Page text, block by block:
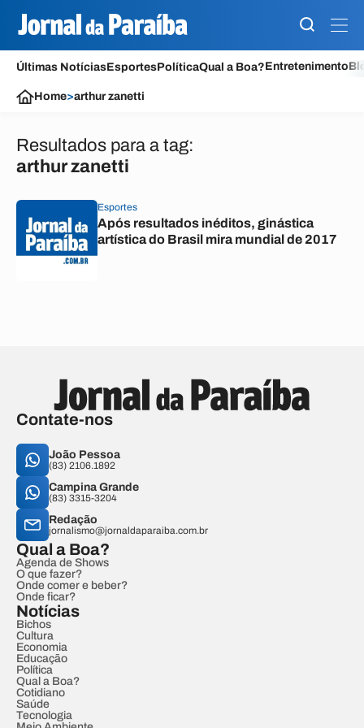
Últimas NotíciasEsportesPolíticaQual a Boa?Entretenimento
Home>arthur zanetti
Resultados para a tag:
arthur zanetti
Esportes
Após resultados inéditos, ginástica
artística do Brasil mira mundial de 2017
Contate-nos
João Pessoa
(83) 2106.1892
Campina Grande
(83) 3315-3204
Redação
jornalismo@jornaldaparaiba.com.br
Qual a Boa?
Agenda de Shows
O que fazer?
Onde comer e beber?
Onde ficar?
Notícias
Bichos
Cultura
Economia
Educação
Política
Qual a Boa?
Cotidiano
Saúde
Tecnologia